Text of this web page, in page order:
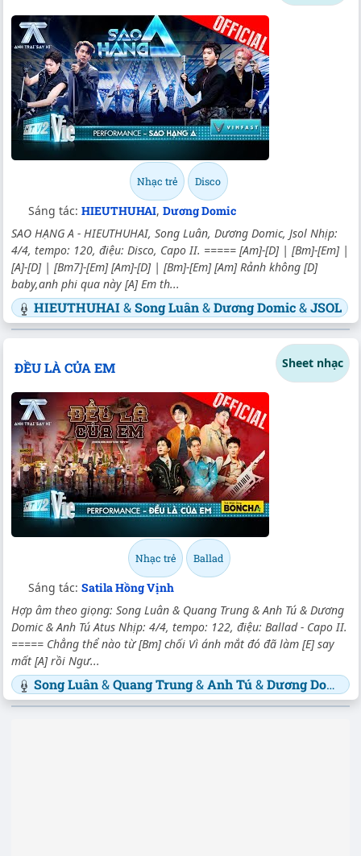
Nhạc trẻ Disco
Sáng tác: HIEUTHUHAI, Dương Domic
SAO HẠNG A - HIEUTHUHAI, Song Luân, Dương Domic, Jsol Nhịp:
4/4, tempo: 120, điệu: Disco, Capo II. ===== [Am]-[D] | [Bm]-[Em] |
[A]-[D] | [Bm7]-[Em] [Am]-[D] | [Bm]-[Em] [Am] Rảnh không [D]
baby,anh phi qua này [A] Em th...
HIEUTHUHAI&Song Luân&Dương Domic&JSOL
ĐỀU LÀ CỦA EM Sheet nhạc
Nhạc trẻ Ballad
Sáng tác: Satila Hồng Vịnh
Hợp âm theo giọng: Song Luân & Quang Trung & Anh Tú & Dương
Domic & Anh Tú Atus Nhịp: 4/4, tempo: 122, điệu: Ballad - Capo II.
===== Chẳng thể nào từ [Bm] chối Vì ánh mắt đó đã làm [E] say
mất [A] rồi Ngư...
Song Luân&Quang Trung&Anh Tú&Dương Domic